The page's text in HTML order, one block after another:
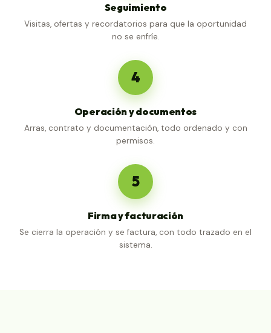
Seguimiento
Visitas, ofertas y recordatorios para que la oportunidad
no se enfríe.
4
Operación y documentos
Arras, contrato y documentación, todo ordenado y con
permisos.
5
Firma y facturación
Se cierra la operación y se factura, con todo trazado en el
sistema.